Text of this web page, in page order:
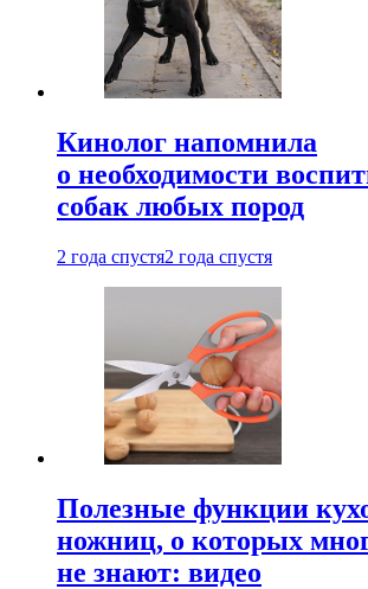
Кинолог напомнила
о необходимости
собак любых пород
2 года спустя2 года спустя
Полезные функции
ножниц, о которых
не знают: видео